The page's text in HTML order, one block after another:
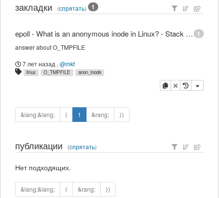
закладки (спрятать) 1
1
epoll - What is an anonymous inode in Linux? - Stack Overflow
answer about O_TMPFILE
7 лет назад , @mkf
linux O_TMPFILE anon_inode
копировать
удалить
&lang;&lang; ⟨ 1 &rang; ⟩⟩
публикации (спрятать)
Нет подходящих.
&lang;&lang; ⟨ &rang; ⟩⟩